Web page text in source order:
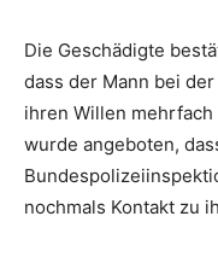
Die Geschädigte
dass der Mann bei
ihren Willen
wurde angeboten,
nochmals Kontakt zu